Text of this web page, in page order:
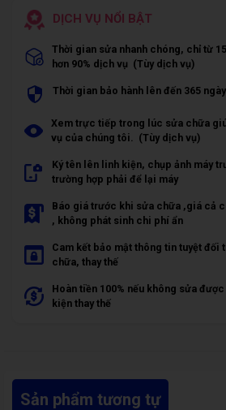
DỊCH VỤ NỔI BẬT
Thời gian sửa nhanh chóng, chỉ từ
hơn 90% dịch vụ (Tùy dịch vụ)
Thời gian bảo hành lên đến 365
Xem trực tiếp trong lúc sửa chữa
vụ của chúng tôi. (Tùy dịch vụ)
Ký tên lên linh kiện, chụp ảnh máy
trường hợp phải để lại máy
Báo giá trước khi sửa chữa ,giá cả
, không phát sinh chi phí ẩn
Cam kết bảo mật thông tin tuyệt đối
chữa, thay thế
Hoàn tiền 100% nếu không sửa
kiện thay thế
Sản phẩm tương tự